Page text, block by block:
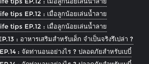
tips EP.12 : เมื่อลูกน้อยเล่นน้ำลาย
tips EP.12 : เมื่อลูกน้อยเล่นน้ำลาย
: อาหารเสริมสำหรับเด็ก จำเป็นจริงรึเปล่า ?
: จัดท่านอนอย่างไร ? ปลอดภัยสำหรับเบบี๋